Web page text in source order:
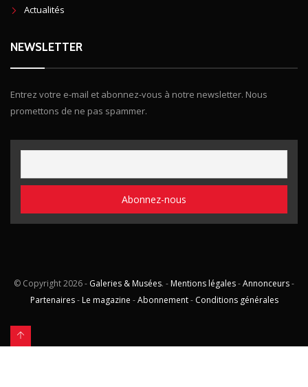
Actualités
NEWSLETTER
Entrez votre e-mail et abonnez-vous à notre newsletter. Nous
promettons de ne pas spammer.
© Copyright2026 - Galeries & Musées. - Mentions légales-Annonceurs-
Partenaires- Le magazine -Abonnement- Conditions générales